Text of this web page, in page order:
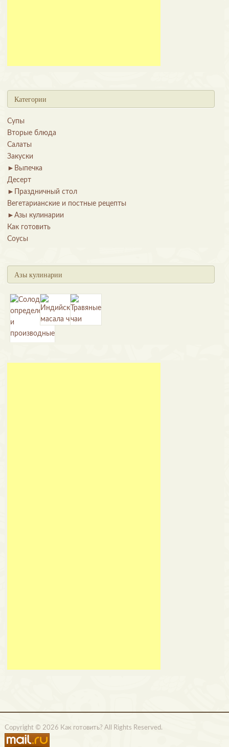
Категории
Супы
Вторые блюда
Салаты
Закуски
► Выпечка
Десерт
►
Праздничный стол
Вегетарианские и постные рецепты
► Азы кулинарии
Как готовить
Соусы
Азы кулинарии
Copyright © 2026 Как готовить? All Rights Reserved.